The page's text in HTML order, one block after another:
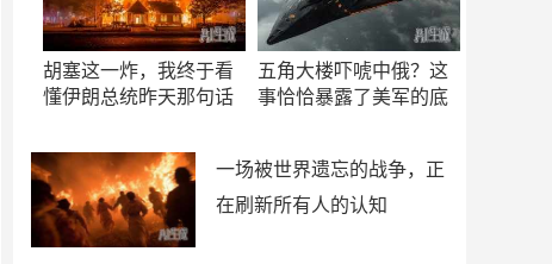
胡塞这一炸，我终于看
懂伊朗总统昨天那句话
五角大楼吓唬中俄？这
事恰恰暴露了美军的底
一场被世界遗忘的战争，正
在刷新所有人的认知